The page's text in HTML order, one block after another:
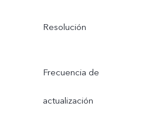
Resolución
Frecuencia de
actualización